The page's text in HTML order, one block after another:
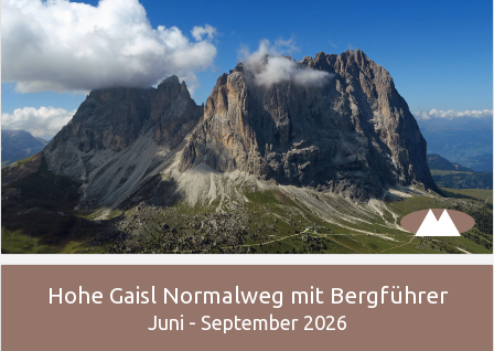
Hohe Gaisl Normalweg mit Bergführer
Juni - September 2026